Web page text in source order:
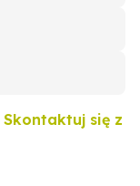
Skontaktuj się z